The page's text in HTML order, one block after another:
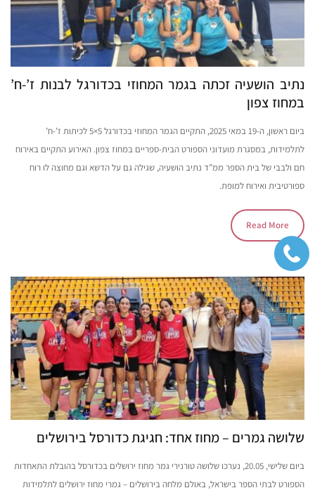
נתיב הושעיה זכתה בגמר המחוזי בכדורגל לבנות ז’-ח’
במחוז צפון
ביום ראשון, ה-19 במאי 2025, התקיים הגמר המחוזי בכדורגל 5×5 לכיתות ז’-ח’
לתלמידות, במסגרת מועדוני הספורט הבית-ספריים במחוז צפון. האירוע התקיים באירוח
חם ולבבי של בית הספר ממ”ד נתיב הושעיה, שגילה גם על הדשא וגם מחוצה לו רוח
ספורטיבית ואירוח למופת.
Read More
שלושה גמרים – מחוז אחד: חגיגת כדורסל בירושלים
ביום שלישי, 20.05, נערכו שלושה טורנירי גמר מחוז ירושלים בכדורסל בהובלת התאחדות
הספורט לבתי הספר בישראל, באולם מלחה בירושלים – גמרי מחוז ירושלים לתלמידות